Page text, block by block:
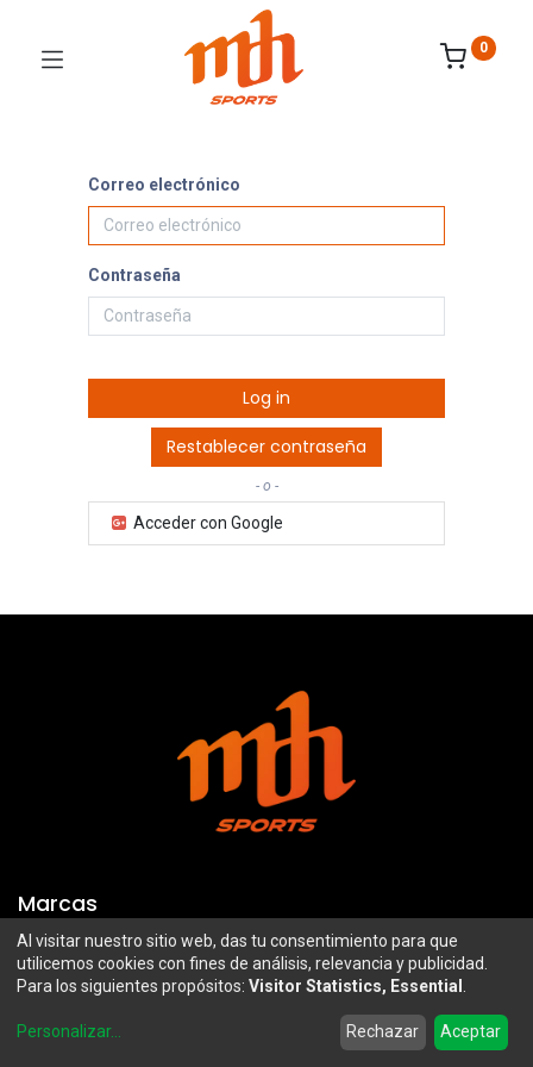
Wishlist Account
0
Correo electrónico
Contraseña
Log in
Restablecer contraseña
- o -
Acceder con Google
Marcas
Troy Lee Designs
100%
Airoh
Mazawi
SIDI
Al visitar nuestro sitio web, das tu consentimiento para que
utilicemos cookies con fines de análisis, relevancia y publicidad.
Para los siguientes propósitos: Visitor Statistics, Essential
Personalizar... Rechazar Aceptar